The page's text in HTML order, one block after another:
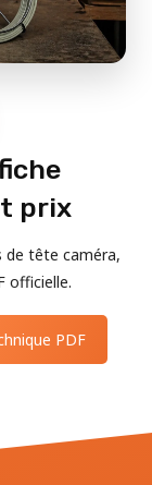
prix
de tête caméra,
officielle.
PDF